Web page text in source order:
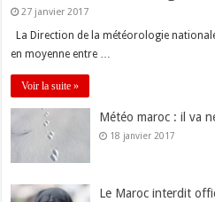
27 janvier 2017
La Direction de la météorologie
en moyenne entre …
Voir la suite »
Météo maroc : il va
18 janvier 2017
Le Maroc interdit